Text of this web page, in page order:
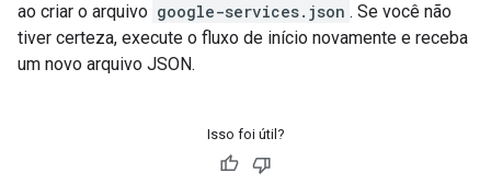
ao criar o arquivo google-services.json . Se você não
tiver certeza, execute o fluxo de início novamente e receba
um novo arquivo JSON.
Isso foi útil?